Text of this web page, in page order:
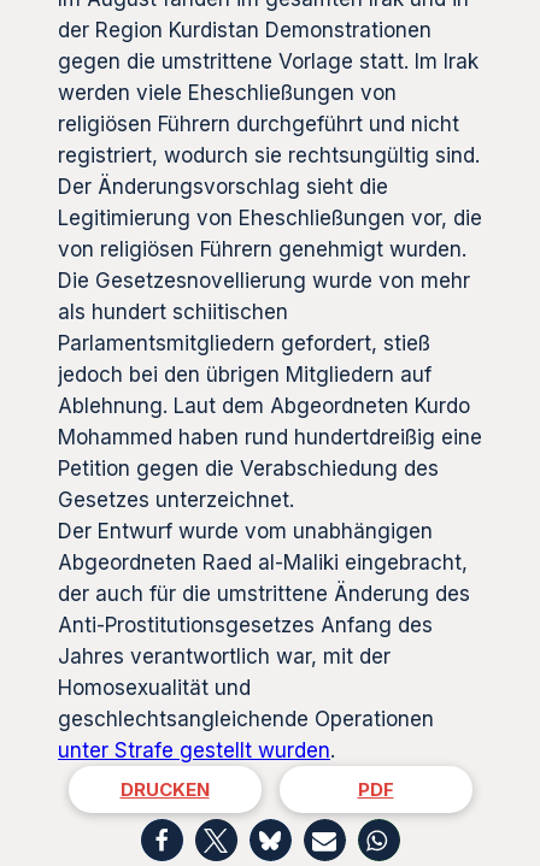
der Region Kurdistan Demonstrationen
gegen die umstrittene Vorlage statt. Im Irak
werden viele Eheschließungen von
religiösen Führern durchgeführt und nicht
registriert, wodurch sie rechtsungültig sind.
Der Änderungsvorschlag sieht die
Legitimierung von Eheschließungen vor, die
von religiösen Führern genehmigt wurden.
Die Gesetzesnovellierung wurde von mehr
als hundert schiitischen
Parlamentsmitgliedern gefordert, stieß
jedoch bei den übrigen Mitgliedern auf
Ablehnung. Laut dem Abgeordneten Kurdo
Mohammed haben rund hundertdreißig eine
Petition gegen die Verabschiedung des
Gesetzes unterzeichnet.
Der Entwurf wurde vom unabhängigen
Abgeordneten Raed al-Maliki eingebracht,
der auch für die umstrittene Änderung des
Anti-Prostitutionsgesetzes Anfang des
Jahres verantwortlich war, mit der
Homosexualität und
geschlechtsangleichende Operationen
unter Strafe gestellt wurden.
DRUCKEN PDF